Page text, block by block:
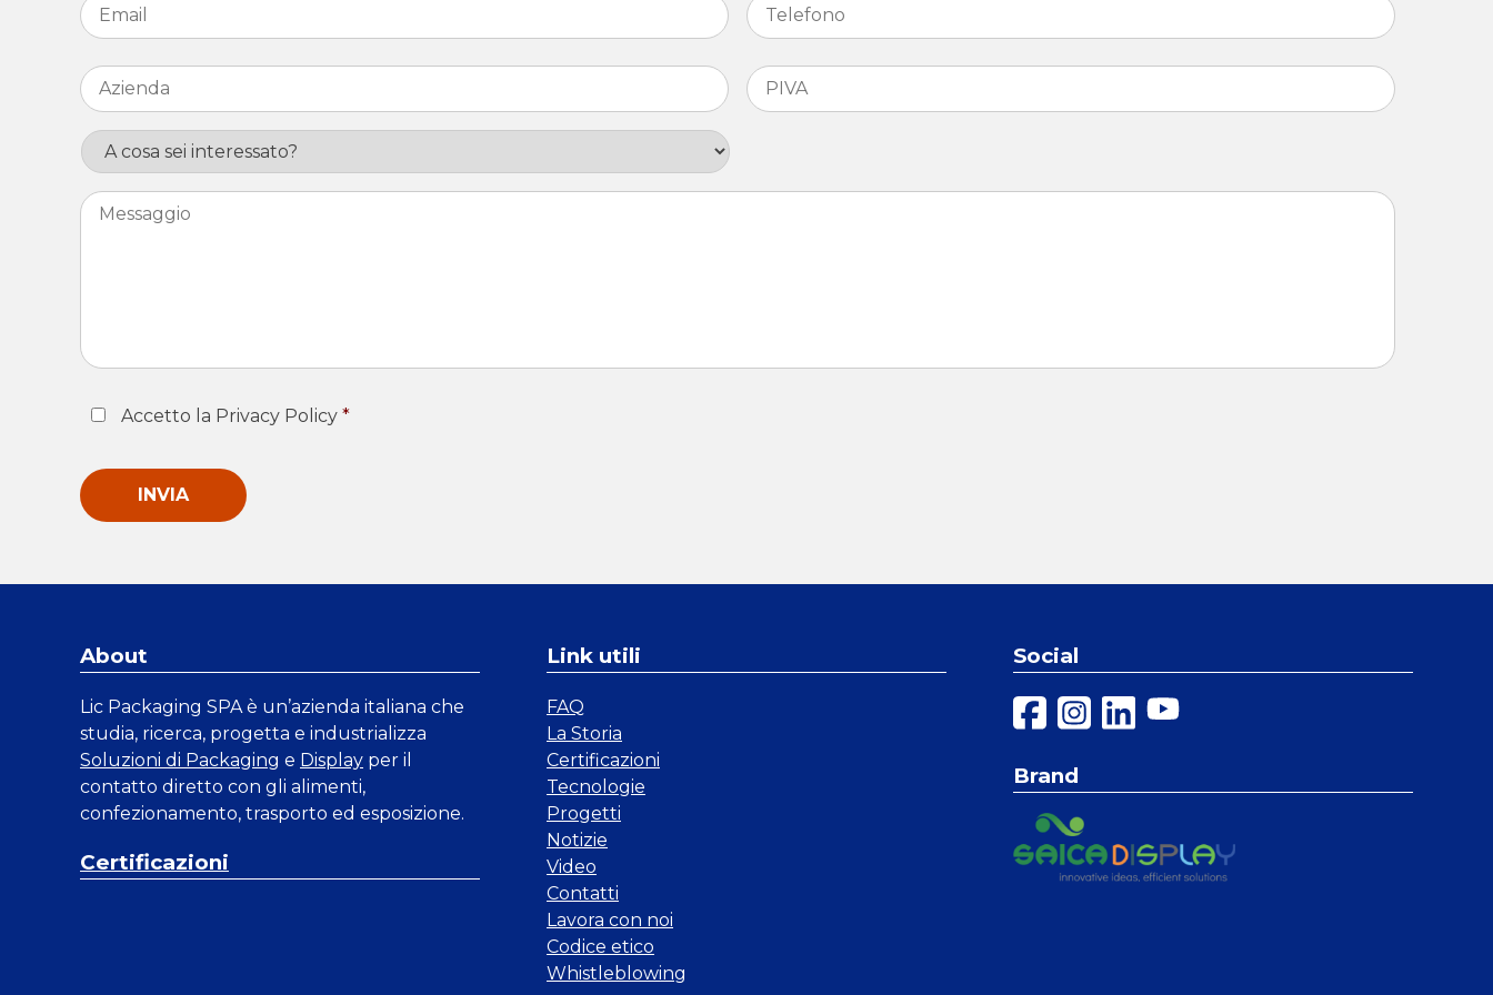
Azienda * PIVA *
Interesse
Messaggio
Consent *
Accetto la Privacy Policy *
About
Lic Packaging SPA è un’azienda italiana che
studia, ricerca, progetta e industrializza
Soluzioni di Packaging e Display per il
contatto diretto con gli alimenti,
confezionamento, trasporto ed esposizione.
Certificazioni
Link utili
FAQ
La Storia
Certificazioni
Tecnologie
Progetti
Notizie
Video
Contatti
Lavora con noi
Codice etico
Whistleblowing
Social
Brand